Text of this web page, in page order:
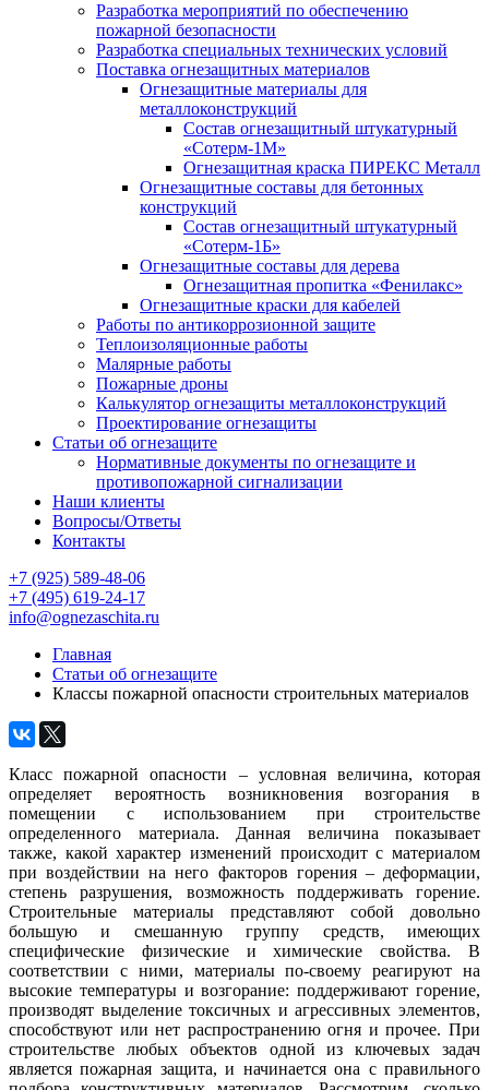
Разработка мероприятий по обеспечению
пожарной безопасности
Разработка специальных технических условий
Поставка огнезащитных материалов
Огнезащитные материалы для
металлоконструкций
Состав огнезащитный штукатурный
«Сотерм-1М»
Огнезащитная краска ПИРЕКС Металл
Огнезащитные составы для бетонных
конструкций
Состав огнезащитный штукатурный
«Сотерм-1Б»
Огнезащитные составы для дерева
Огнезащитная пропитка «Фенилакс»
Огнезащитные краски для кабелей
Работы по антикоррозионной защите
Теплоизоляционные работы
Малярные работы
Пожарные дроны
Калькулятор огнезащиты металлоконструкций
Проектирование огнезащиты
Статьи об огнезащите
Нормативные документы по огнезащите и
противопожарной сигнализации
Наши клиенты
Вопросы/Ответы
Контакты
+7 (925) 589-48-06
+7 (495) 619-24-17
info@ognezaschita.ru
Главная
Статьи об огнезащите
Классы пожарной опасности строительных материалов
Класс пожарной опасности – условная величина, которая
определяет вероятность возникновения возгорания в
помещении с использованием при строительстве
определенного материала. Данная величина показывает
также, какой характер изменений происходит с материалом
при воздействии на него факторов горения – деформации,
степень разрушения, возможность поддерживать горение.
Строительные материалы представляют собой довольно
большую и смешанную группу средств, имеющих
специфические физические и химические свойства. В
соответствии с ними, материалы по-своему реагируют на
высокие температуры и возгорание: поддерживают горение,
производят выделение токсичных и агрессивных элементов,
способствуют или нет распространению огня и прочее. При
строительстве любых объектов одной из ключевых задач
является пожарная защита, и начинается она с правильного